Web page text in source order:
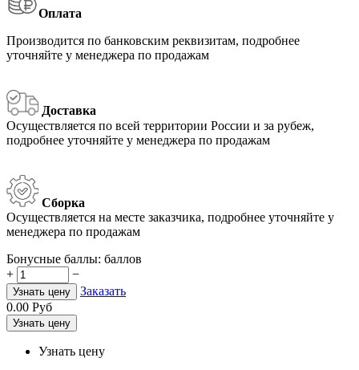
Оплата
Производится по банковским реквизитам, подробнее
уточняйте у менеджера по продажам
Доставка
Осуществляется по всей территории России и за рубеж,
подробнее уточняйте у менеджера по продажам
Сборка
Осуществляется на месте заказчика, подробнее уточняйте у
менеджера по продажам
Бонусные баллы: баллов
+
−
Узнать цену
Заказать
0.00 Руб
Узнать цену
Узнать цену